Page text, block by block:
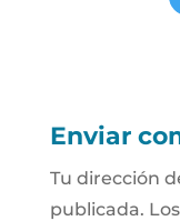
Enviar
Tu dirección
publicada.